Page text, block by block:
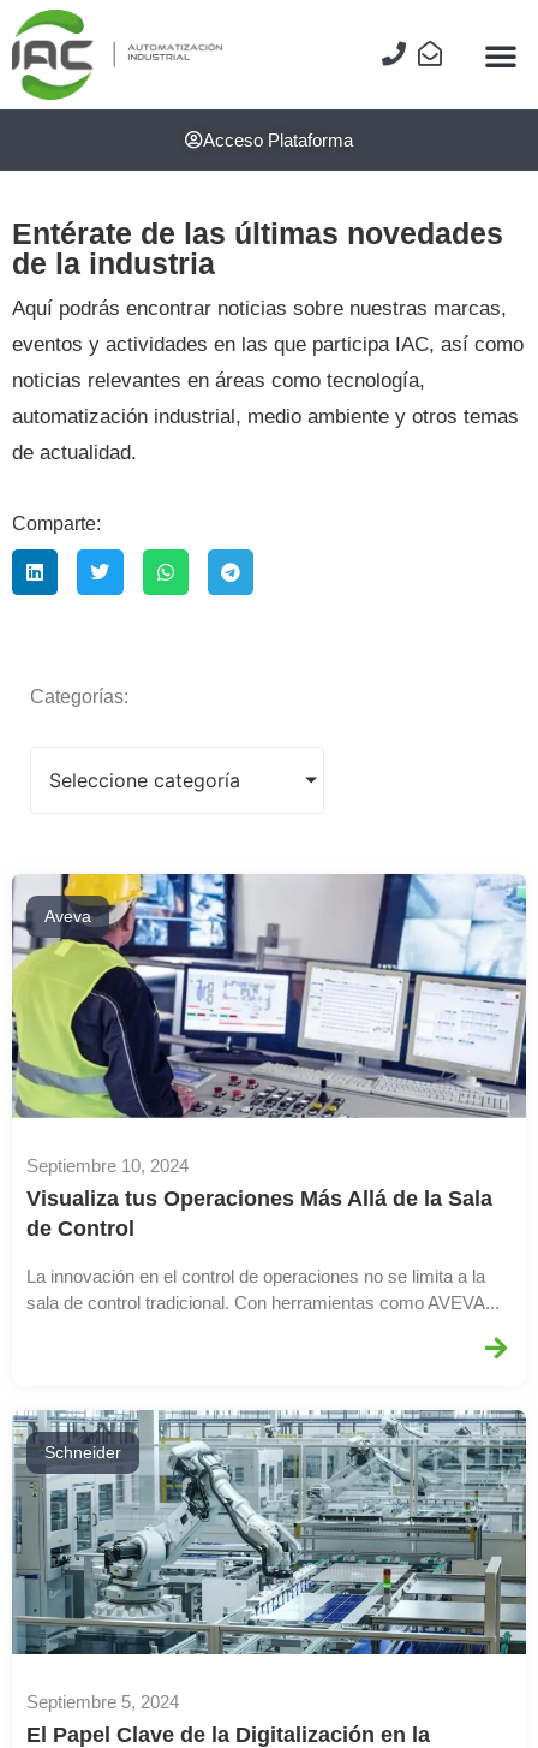
Acceso Plataforma
Entérate de las últimas novedades
de la industria
Aquí podrás encontrar noticias sobre nuestras marcas,
eventos y actividades en las que participa IAC, así como
noticias relevantes en áreas como tecnología,
automatización industrial, medio ambiente y otros temas
de actualidad.
Comparte:
Categorías:
Seleccione categoría
Aveva
Septiembre 10, 2024
Visualiza tus Operaciones Más Allá de la Sala
de Control
La innovación en el control de operaciones no se limita a la
sala de control tradicional. Con herramientas como AVEVA...
Schneider
Septiembre 5, 2024
El Papel Clave de la Digitalización en la